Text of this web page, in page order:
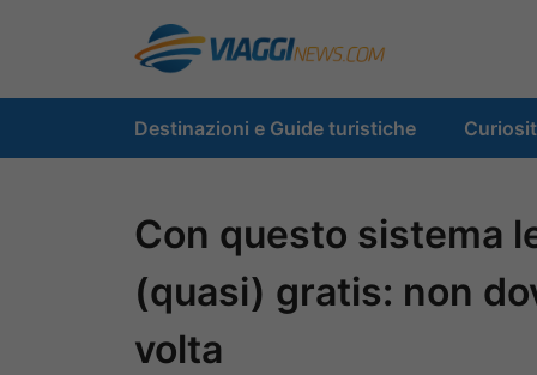
contenuto
Destinazioni e Guide turistiche
Con questo sistema
(quasi) gratis: non
volta